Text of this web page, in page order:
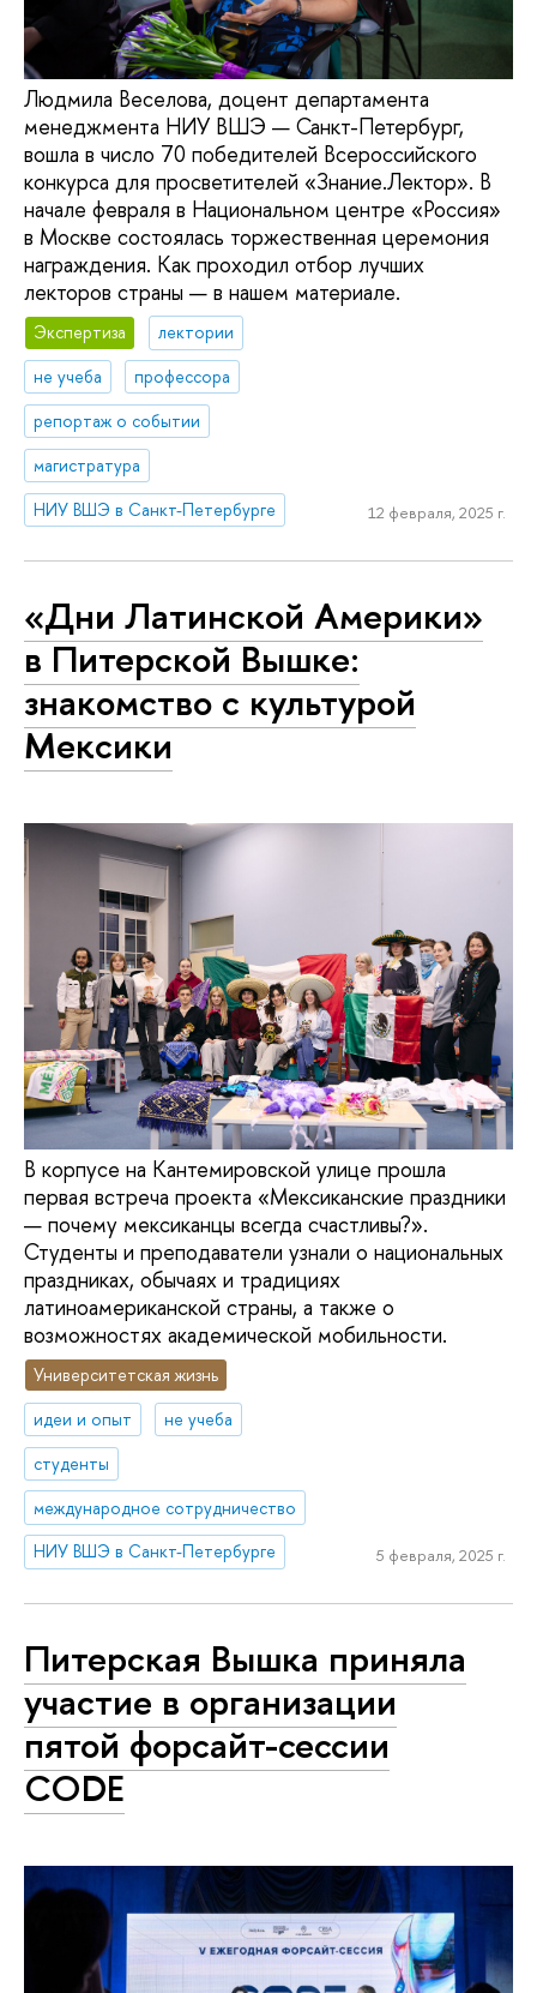
Людмила Веселова, доцент департамента
менеджмента НИУ ВШЭ — Санкт-Петербург,
вошла в число 70 победителей Всероссийского
конкурса для просветителей «Знание.Лектор». В
начале февраля в Национальном центре «Россия»
в Москве состоялась торжественная церемония
награждения. Как проходил отбор лучших
лекторов страны — в нашем материале.
Экспертиза
лектории
не учеба
профессора
репортаж о событии
магистратура
НИУ ВШЭ в Санкт-Петербурге
12 февраля, 2025 г.
«Дни Латинской Америки»
в Питерской Вышке:
знакомство с культурой
Мексики
В корпусе на Кантемировской улице прошла
первая встреча проекта «Мексиканские праздники
— почему мексиканцы всегда счастливы?».
Студенты и преподаватели узнали о национальных
праздниках, обычаях и традициях
латиноамериканской страны, а также о
возможностях академической мобильности.
Университетская жизнь
идеи и опыт
не учеба
студенты
международное сотрудничество
НИУ ВШЭ в Санкт-Петербурге
5 февраля, 2025 г.
Питерская Вышка приняла
участие в организации
пятой форсайт-сессии
CODE